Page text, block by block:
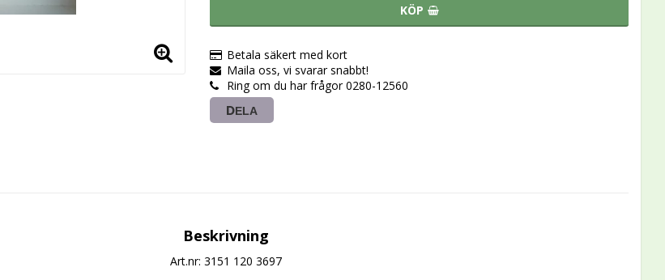
KÖP
Betala säkert med kort
Maila oss, vi svarar snabbt!
Ring om du har frågor 0280-12560
DELA
Beskrivning
Art.nr: 3151 120 3697